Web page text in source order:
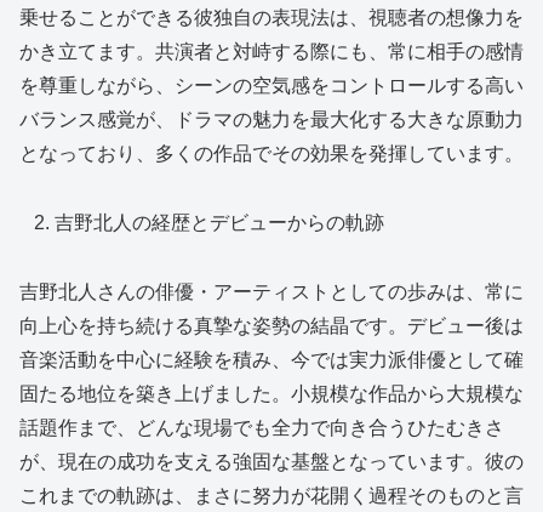
乗せることができる彼独自の表現法は、視聴者の想像力を
かき立てます。共演者と対峙する際にも、常に相手の感情
を尊重しながら、シーンの空気感をコントロールする高い
バランス感覚が、ドラマの魅力を最大化する大きな原動力
となっており、多くの作品でその効果を発揮しています。
吉野北人の経歴とデビューからの軌跡
吉野北人さんの俳優・アーティストとしての歩みは、常に
向上心を持ち続ける真摯な姿勢の結晶です。デビュー後は
音楽活動を中心に経験を積み、今では実力派俳優として確
固たる地位を築き上げました。小規模な作品から大規模な
話題作まで、どんな現場でも全力で向き合うひたむきさ
が、現在の成功を支える強固な基盤となっています。彼の
これまでの軌跡は、まさに努力が花開く過程そのものと言